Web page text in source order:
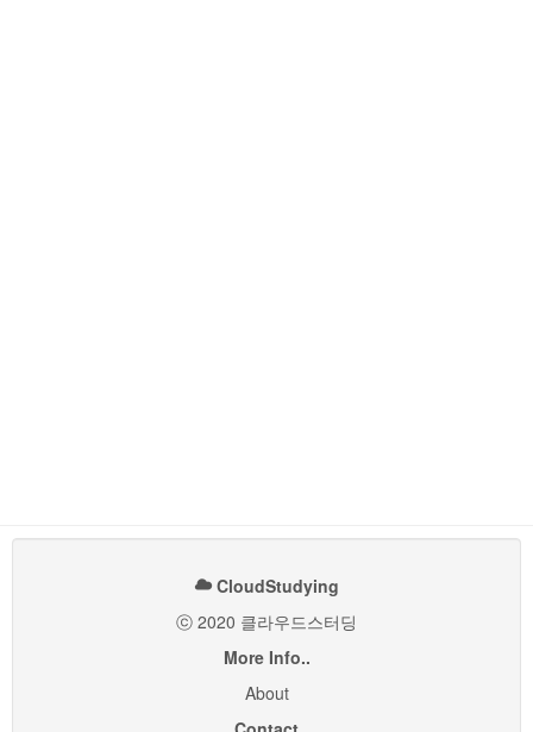
CloudStudying
ⓒ 2020 클라우드스터딩
More Info..
About